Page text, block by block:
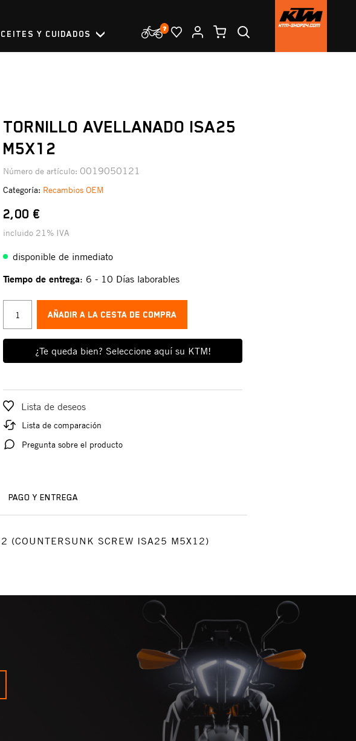
Y CUIDADOS
TORNILLO AVELLANADO ISA25
M5X12
Número de artículo: 0019050121
Categoría: Recambios OEM
2,00 €
incluido 21% IVA
disponible de inmediato
Tiempo de entrega: 6 - 10 Días laborables
¿Te queda bien? Seleccione aquí su KTM!
AÑADIR A LA CESTA DE COMPRA
Lista de deseos
Lista de comparación
Pregunta sobre el producto
PAGO Y ENTREGA
(COUNTERSUNK SCREW ISA25 M5X12)